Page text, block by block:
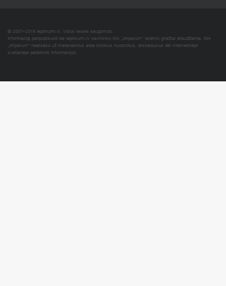
© 2007–2016 Iepirkumi.lv. Visos teisės saugomos.
Informaciją perpublikuoti be iepirkumi.lv savininko SIA „Imperum“ leidimo griežtai draudžiama. SIA
„Imperum“ neatsako už materialinius arba kitokius nuostolius, atsiradusius dėl internetinėje
svetainėje pateiktos informacijos.